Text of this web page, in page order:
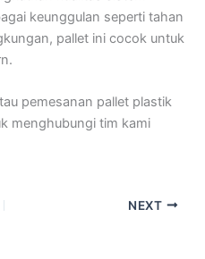
keunggulan seperti tahan
pallet ini cocok untuk
pemesanan pallet plastik
menghubungi tim kami
NEXT